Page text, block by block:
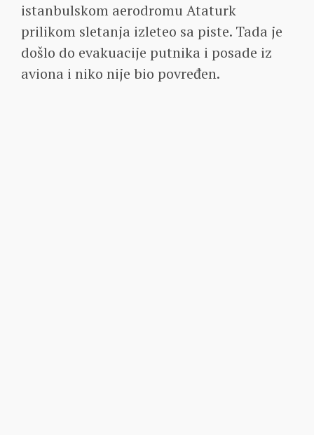
istanbulskom aerodromu Ataturk
prilikom sletanja izleteo sa piste. Tada je
došlo do evakuacije putnika i posade iz
aviona i niko nije bio povređen.